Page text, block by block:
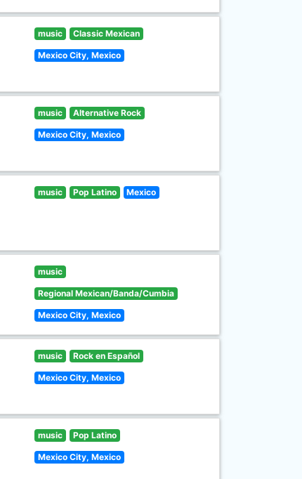
music Classic Mexican
Mexico City, Mexico
music Alternative Rock
Mexico City, Mexico
music Pop Latino Mexico
music
Regional Mexican/Banda/Cumbia
Mexico City, Mexico
music Rock en Español
Mexico City, Mexico
music Pop Latino
Mexico City, Mexico